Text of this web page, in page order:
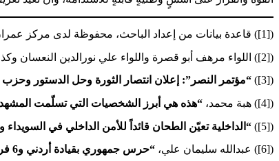
([1]) قاعدة بيانات من إعداد الباحث، محفوظة لدى مركز عمران للدراسات الاستراتيجية، وقد بُنيت من خلال رصد البيانات مفتوحة المصدر.
([2]) اللواء مرهف أبو قصرة واللواء علي نورالدين النعسان وكذلك حسين السلامة وأنس خطاب جميعهم أعضاء في هيئة تحرير الشام سابقاً قبل حلّها.
([3])
“مؤتمر النصر”: إعلان انتصار الثورة وحل الدستور
([4]) هبة محمد،
“هذه هي أبرز الشخصيات التي تسلّمت
([5])
“الداخلية تعيّن الطحان قائداً للأمن الداخلي في
([6]) عبدالله سليمان علي،
“حرس جمهوري بقيادة أردني و6 فرق… الدفاع السورية تستكمل بناء هيكلها التنظيمي”